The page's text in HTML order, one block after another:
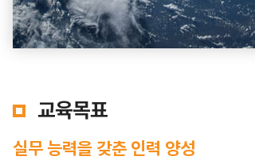
교육목표
실무 능력을 갖춘 인력 양성